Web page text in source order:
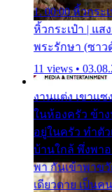
1. 00:00 หิ้วกระ
หิ้วกระเป๋า | แส
พระรักษา (ซาว
11 views •
งานแต่ง เขาแ
ในห้องครัว ข้าง
อยู่ในครัว ทำตัว
บ้านใกล้ พึ่งพาอ
พา กันเข้าพาขวั
เดียวดาย เป็นค